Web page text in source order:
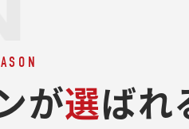
が選ばれ